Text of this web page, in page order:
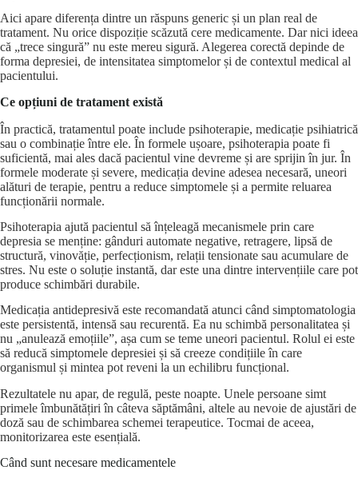
Aici apare diferența dintre un răspuns generic și un plan real de
tratament. Nu orice dispoziție scăzută cere medicamente. Dar nici ideea
că „trece singură” nu este mereu sigură. Alegerea corectă depinde de
forma depresiei, de intensitatea simptomelor și de contextul medical al
pacientului.
Ce opțiuni de tratament există
În practică, tratamentul poate include psihoterapie, medicație psihiatrică
sau o combinație între ele. În formele ușoare, psihoterapia poate fi
suficientă, mai ales dacă pacientul vine devreme și are sprijin în jur. În
formele moderate și severe, medicația devine adesea necesară, uneori
alături de terapie, pentru a reduce simptomele și a permite reluarea
funcționării normale.
Psihoterapia ajută pacientul să înțeleagă mecanismele prin care
depresia se menține: gânduri automate negative, retragere, lipsă de
structură, vinovăție, perfecționism, relații tensionate sau acumulare de
stres. Nu este o soluție instantă, dar este una dintre intervențiile care pot
produce schimbări durabile.
Medicația antidepresivă este recomandată atunci când simptomatologia
este persistentă, intensă sau recurentă. Ea nu schimbă personalitatea și
nu „anulează emoțiile”, așa cum se teme uneori pacientul. Rolul ei este
să reducă simptomele depresiei și să creeze condițiile în care
organismul și mintea pot reveni la un echilibru funcțional.
Rezultatele nu apar, de regulă, peste noapte. Unele persoane simt
primele îmbunătățiri în câteva săptămâni, altele au nevoie de ajustări de
doză sau de schimbarea schemei terapeutice. Tocmai de aceea,
monitorizarea este esențială.
Când sunt necesare medicamentele